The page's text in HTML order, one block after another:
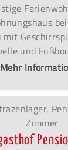
mit
und
Mehr
Zimmer